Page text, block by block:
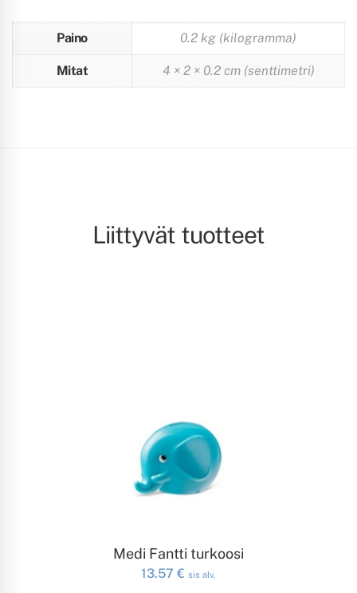
Paino 0.2 kg (kilogramma)
Mitat 4 × 2 × 0.2 cm (senttimetri)
Liittyvät tuotteet
LISÄÄ OSTOSKORIIN
Medi Fantti turkoosi
13.57 € sis alv.